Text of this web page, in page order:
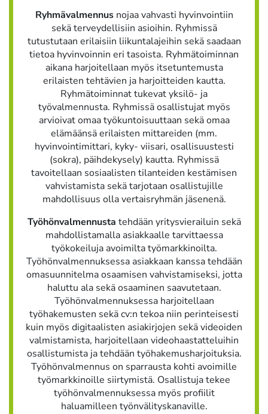
Ryhmävalmennusnojaa vahvasti hyvinvointiin
sekä terveydellisiin asioihin. Ryhmissä
tutustutaan erilaisiin liikuntalajeihin sekä saadaan
tietoa hyvinvoinnin eri tasoista. Ryhmätoiminnan
aikana harjoitellaan myös itsetuntemusta
erilaisten tehtävien ja harjoitteiden kautta.
Ryhmätoiminnat tukevat yksilö- ja
työvalmennusta. Ryhmissä osallistujat myös
arvioivat omaa työkuntoisuuttaan sekä omaa
elämäänsä erilaisten mittareiden (mm.
hyvinvointimittari, kyky- viisari, osallisuustesti
(sokra), päihdekysely) kautta. Ryhmissä
tavoitellaan sosiaalisten tilanteiden kestämisen
vahvistamista sekä tarjotaan osallistujille
mahdollisuus olla vertaisryhmän jäsenenä.
Työhönvalmennusta tehdään yritysvierailuin sekä
mahdollistamalla asiakkaalle tarvittaessa
työkokeiluja avoimilta työmarkkinoilta.
Työhönvalmennuksessa asiakkaan kanssa tehdään
omasuunnitelma osaamisen vahvistamiseksi, jotta
haluttu ala sekä osaaminen saavutetaan.
Työhönvalmennuksessa harjoitellaan
työhakemusten sekä cv:n tekoa niin perinteisesti
kuin myös digitaalisten asiakirjojen sekä videoiden
valmistamista, harjoitellaan videohaastatteluihin
osallistumista ja tehdään työhakemusharjoituksia.
Työhönvalmennus on sparrausta kohti avoimille
työmarkkinoille siirtymistä. Osallistuja tekee
työhönvalmennuksessa myös profiilit
haluamilleen työnvälityskanaville.